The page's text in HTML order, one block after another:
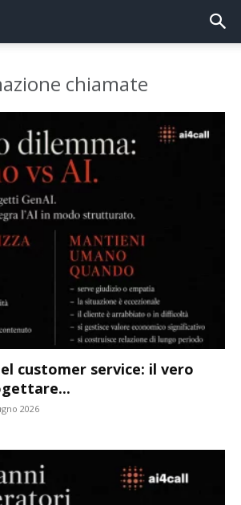
chiamate
customer service: il vero
2026